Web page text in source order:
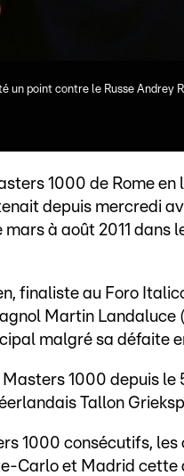
un point contre le Russe Andrey
1000 de Rome
depuis mercredi
à août 2011 dans
finaliste au Foro
Martin Landaluce
malgré sa défaite
Masters 1000 depuis
Tallon
1000 consécutifs,
Carlo et Madrid